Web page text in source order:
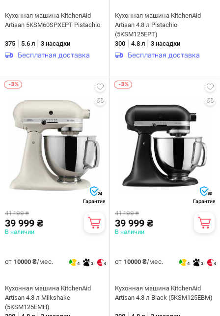
Кухонная машина KitchenAid
Artisan 5KSM60SPXEPT Pistachio
375 5.6 л 3 насадки
Бесплатная доставка
Кухонная машина KitchenAid
Artisan 4.8 л Pistachio
(5KSM125EPT)
300
4.8 л 3 насадки
Бесплатная доставка
-3%
24
Гарантия
41 199 ₴
39 999 ₴
В наличии
от 10000 ₴/мес. 4 3 4
Кухонная машина KitchenAid
Artisan 4.8 л Milkshake
(5KSM125EMH)
-3%
60
Гарантия
41 199 ₴
39 999 ₴
В наличии
от 10000 ₴/мес. 4 3 4
Кухонная машина KitchenAid
Artisan 4.8 л Black (5KSM125EBM)